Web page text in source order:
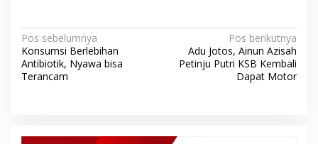
N
a
v
Pos sebelumnya
Konsumsi Berlebihan
Antibiotik, Nyawa bisa
Terancam
Pos berikutnya
Adu Jotos, Ainun Azisah
Petinju Putri KSB Kembali
Dapat Motor